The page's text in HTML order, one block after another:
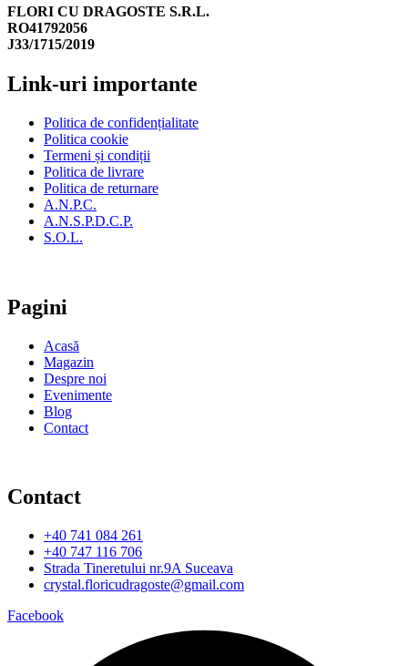
FLORI CU DRAGOSTE S.R.L.
RO41792056
J33/1715/2019
Link-uri importante
Politica de confidențialitate
Politica cookie
Termeni și condiții
Politica de livrare
Politica de returnare
A.N.P.C.
A.N.S.P.D.C.P.
S.O.L.
Pagini
Acasă
Magazin
Despre noi
Evenimente
Blog
Contact
Contact
+40 741 084 261
+40 747 116 706
Strada Tineretului nr.9A Suceava
crystal.floricudragoste@gmail.com
Facebook